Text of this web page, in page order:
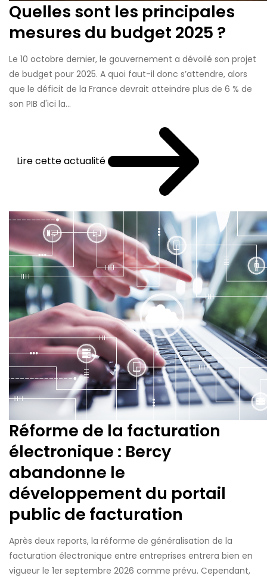
Quelles sont les principales
mesures du budget 2025 ?
Le 10 octobre dernier, le gouvernement a dévoilé son projet
de budget pour 2025. A quoi faut-il donc s’attendre, alors
que le déficit de la France devrait atteindre plus de 6 % de
son PIB d'ici la...
Lire cette actualité
Réforme de la facturation
électronique : Bercy
abandonne le
développement du portail
public de facturation
Après deux reports, la réforme de généralisation de la
facturation électronique entre entreprises entrera bien en
vigueur le 1er septembre 2026 comme prévu. Cependant,